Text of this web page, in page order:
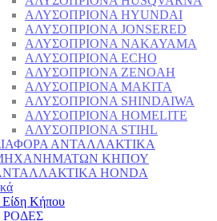
ΑΛΥΣΟΠΡΙΟΝΑ HYUNDAI
ΑΛΥΣΟΠΡΙΟΝΑ JONSERED
ΑΛΥΣΟΠΡΙΟΝΑ NAKAYAMA
ΑΛΥΣΟΠΡΙΟΝΑ ECHO
ΑΛΥΣΟΠΡΙΟΝΑ ZENOAH
ΑΛΥΣΟΠΡΙΟΝΑ MAKITA
ΑΛΥΣΟΠΡΙΟΝΑ SHINDAIWA
ΑΛΥΣΟΠΡΙΟΝΑ HOMELITE
ΑΛΥΣΟΠΡΙΟΝΑ STIHL
ΑΝΤΑΛΛΑΚΤΙΚΑ
ΚΗΠΟΥ
HONDA
Είδη Κήπου
ΡΟΔΕΣ